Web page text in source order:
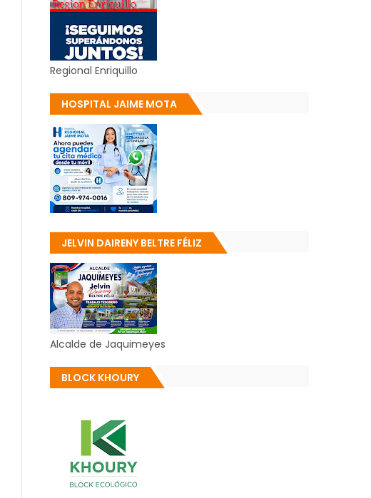
Regional Enriquillo
HOSPITAL JAIME MOTA
JELVIN DAIRENY BELTRE FÉLIZ
Alcalde de Jaquimeyes
BLOCK KHOURY